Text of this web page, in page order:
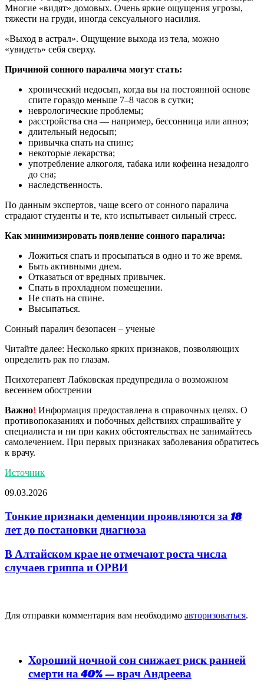
Многие «видят» домовых. Очень яркие ощущения угрозы,
тяжести на груди, иногда сексуального насилия.
«Выход в астрал». Ощущение выхода из тела, можно
«увидеть» себя сверху.
Причиной сонного паралича могут стать:
хронический недосып, когда вы на постоянной основе
спите гораздо меньше 7–8 часов в сутки;
неврологические проблемы;
расстройства сна — например, бессонница или апноэ;
длительный недосып;
привычка спать на спине;
некоторые лекарства;
употребление алкоголя, табака или кофеина незадолго
до сна;
наследственность.
По данным экспертов, чаще всего от сонного паралича
страдают студенты и те, кто испытывает сильный стресс.
Как минимизировать появление сонного паралича:
Ложиться спать и просыпаться в одно и то же время.
Быть активными днем.
Отказаться от вредных привычек.
Спать в прохладном помещении.
Не спать на спине.
Высыпаться.
Сонный паралич безопасен – ученые
Читайте далее: Несколько ярких признаков, позволяющих
определить рак по глазам.
Психотерапевт Лабковская предупредила о возможном
весеннем обострении
Важно! Информация предоставлена в справочных целях. О
противопоказаниях и побочных действиях спрашивайте у
специалиста и ни при каких обстоятельствах не занимайтесь
самолечением. При первых признаках заболевания обратитесь
к врачу.
Источник
09.03.2026
Тонкие признаки деменции проявляются за 18
лет до постановки диагноза
В Алтайском крае не отмечают роста числа
случаев гриппа и ОРВИ
Для отправки комментария вам необходимо авторизоваться.
Хороший ночной сон снижает риск ранней
смерти на 40% — врач Андреева